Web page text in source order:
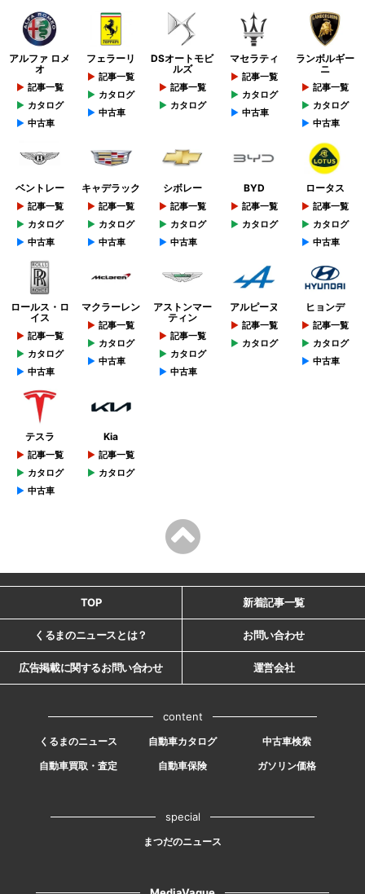
アルファ ロメ
オ
記事一覧
カタログ
中古車
フェラーリ
記事一覧
カタログ
中古車
DSオートモビ
ルズ
記事一覧
カタログ
マセラティ
記事一覧
カタログ
中古車
ランボルギー
ニ
記事一覧
カタログ
中古車
ベントレー
記事一覧
カタログ
中古車
キャデラック
記事一覧
カタログ
中古車
シボレー
記事一覧
カタログ
中古車
BYD
記事一覧
カタログ
ロータス
記事一覧
カタログ
中古車
ロールス・ロ
イス
記事一覧
カタログ
中古車
マクラーレン
記事一覧
カタログ
中古車
アストンマー
ティン
記事一覧
カタログ
中古車
アルピーヌ
記事一覧
カタログ
ヒョンデ
記事一覧
カタログ
中古車
テスラ
記事一覧
カタログ
中古車
Kia
記事一覧
カタログ
TOP 新着記事一覧
くるまのニュースとは？ お問い合わせ
広告掲載に関するお問い合わせ 運営会社
content
くるまのニュース 自動車カタログ
中古車検索
自動車買取・査定
自動車保険 ガソリン価格
special
まつだのニュース